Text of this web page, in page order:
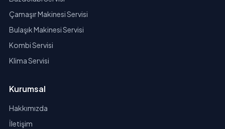
Çamaşır Makinesi Servisi
Bulaşık Makinesi Servisi
Kombi Servisi
Klima Servisi
Kurumsal
Hakkımızda
İletişim